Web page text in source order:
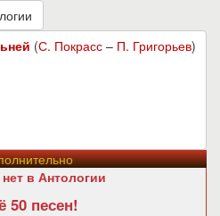
(С. Покрасс – П. Григорьев)
в Антологии
50 песен!